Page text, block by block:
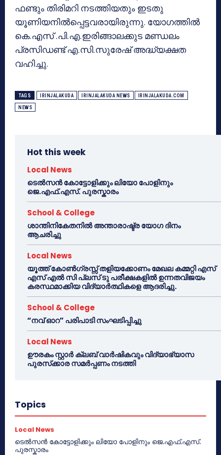
ഫണ്ടും തിരിമറി നടത്തിയതും ഇടതു
യൂണിയനിൽപ്പെട്ടവരായിരുന്നു. യോഗത്തിൽ
കെ.എസ് .പി.എ.ഇരിങ്ങാലക്കുട മണ്ഡലം
പ്രസിഡണ്ട് എ.സി.സുരേഷ് അദ്ധ്യക്ഷത
വഹിച്ചു.
TAGS IRINJALAKUDA IRINJALAKUDA NEWS IRINJALAKUDA.COM
NEWS
Hot this week
Local News
ടെൽസൻ കോട്ടോളിക്കും ലിയോ പോളിനും
ജെ.എഫ്.എസ്. പുരസ്കാരം
School & College
ശാന്തിനികേതനിൽ അന്താരാഷ്ട്ര യോഗ ദിനം
ആചരിച്ചു
Local News
യൂത്ത് കോൺഗ്രസ്സ് തളിയക്കോണം മേഖല കമ്മറ്റി എസ്
എസ് എൽ സി പ്ലസ് ടു പരീക്ഷകളിൽ ഉന്നതവിജയം
കരസ്ഥമാക്കിയ വിദ്യാർത്ഥികളെ ആദരിച്ചു.
School & College
“നവ് ഓറ” പരിപാടി സംഘടിപ്പിച്ചു
Local News
ഊരകം സ്റ്റാർ ക്ലബ് വാർഷികവും വിദ്യാഭ്യാസ
പുരസ്‌ക്കാര സമർപ്പണം നടത്തി
Topics
Local News
ടെൽസൻ കോട്ടോളിക്കും ലിയോ പോളിനും ജെ.എഫ്.എസ്.
പുരസ്കാരം